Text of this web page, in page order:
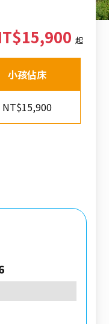
起
小孩佔床
NT$15,900